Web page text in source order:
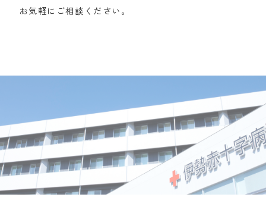
お気軽にご相談ください。